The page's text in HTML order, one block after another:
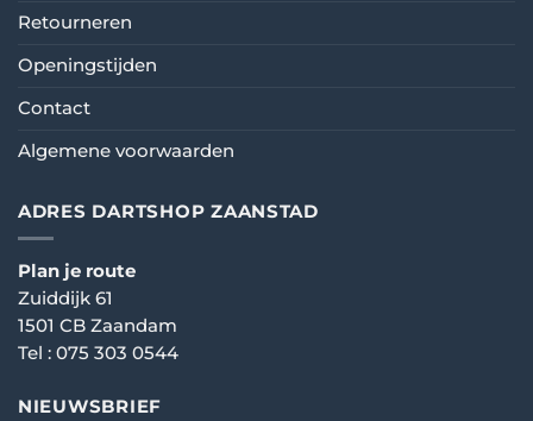
Retourneren
Openingstijden
Contact
Algemene voorwaarden
ADRES DARTSHOP ZAANSTAD
Plan je route
Zuiddijk 61
1501 CB Zaandam
Tel : 075 303 0544
NIEUWSBRIEF